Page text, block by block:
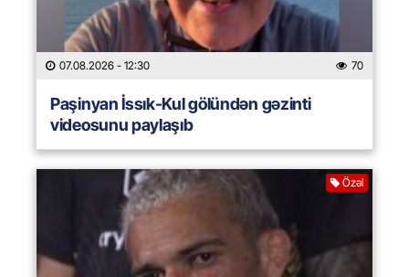
07.08.2026 - 12:30 70
Paşinyan İssık-Kul gölündən gəzinti
videosunu paylaşıb
Özəl